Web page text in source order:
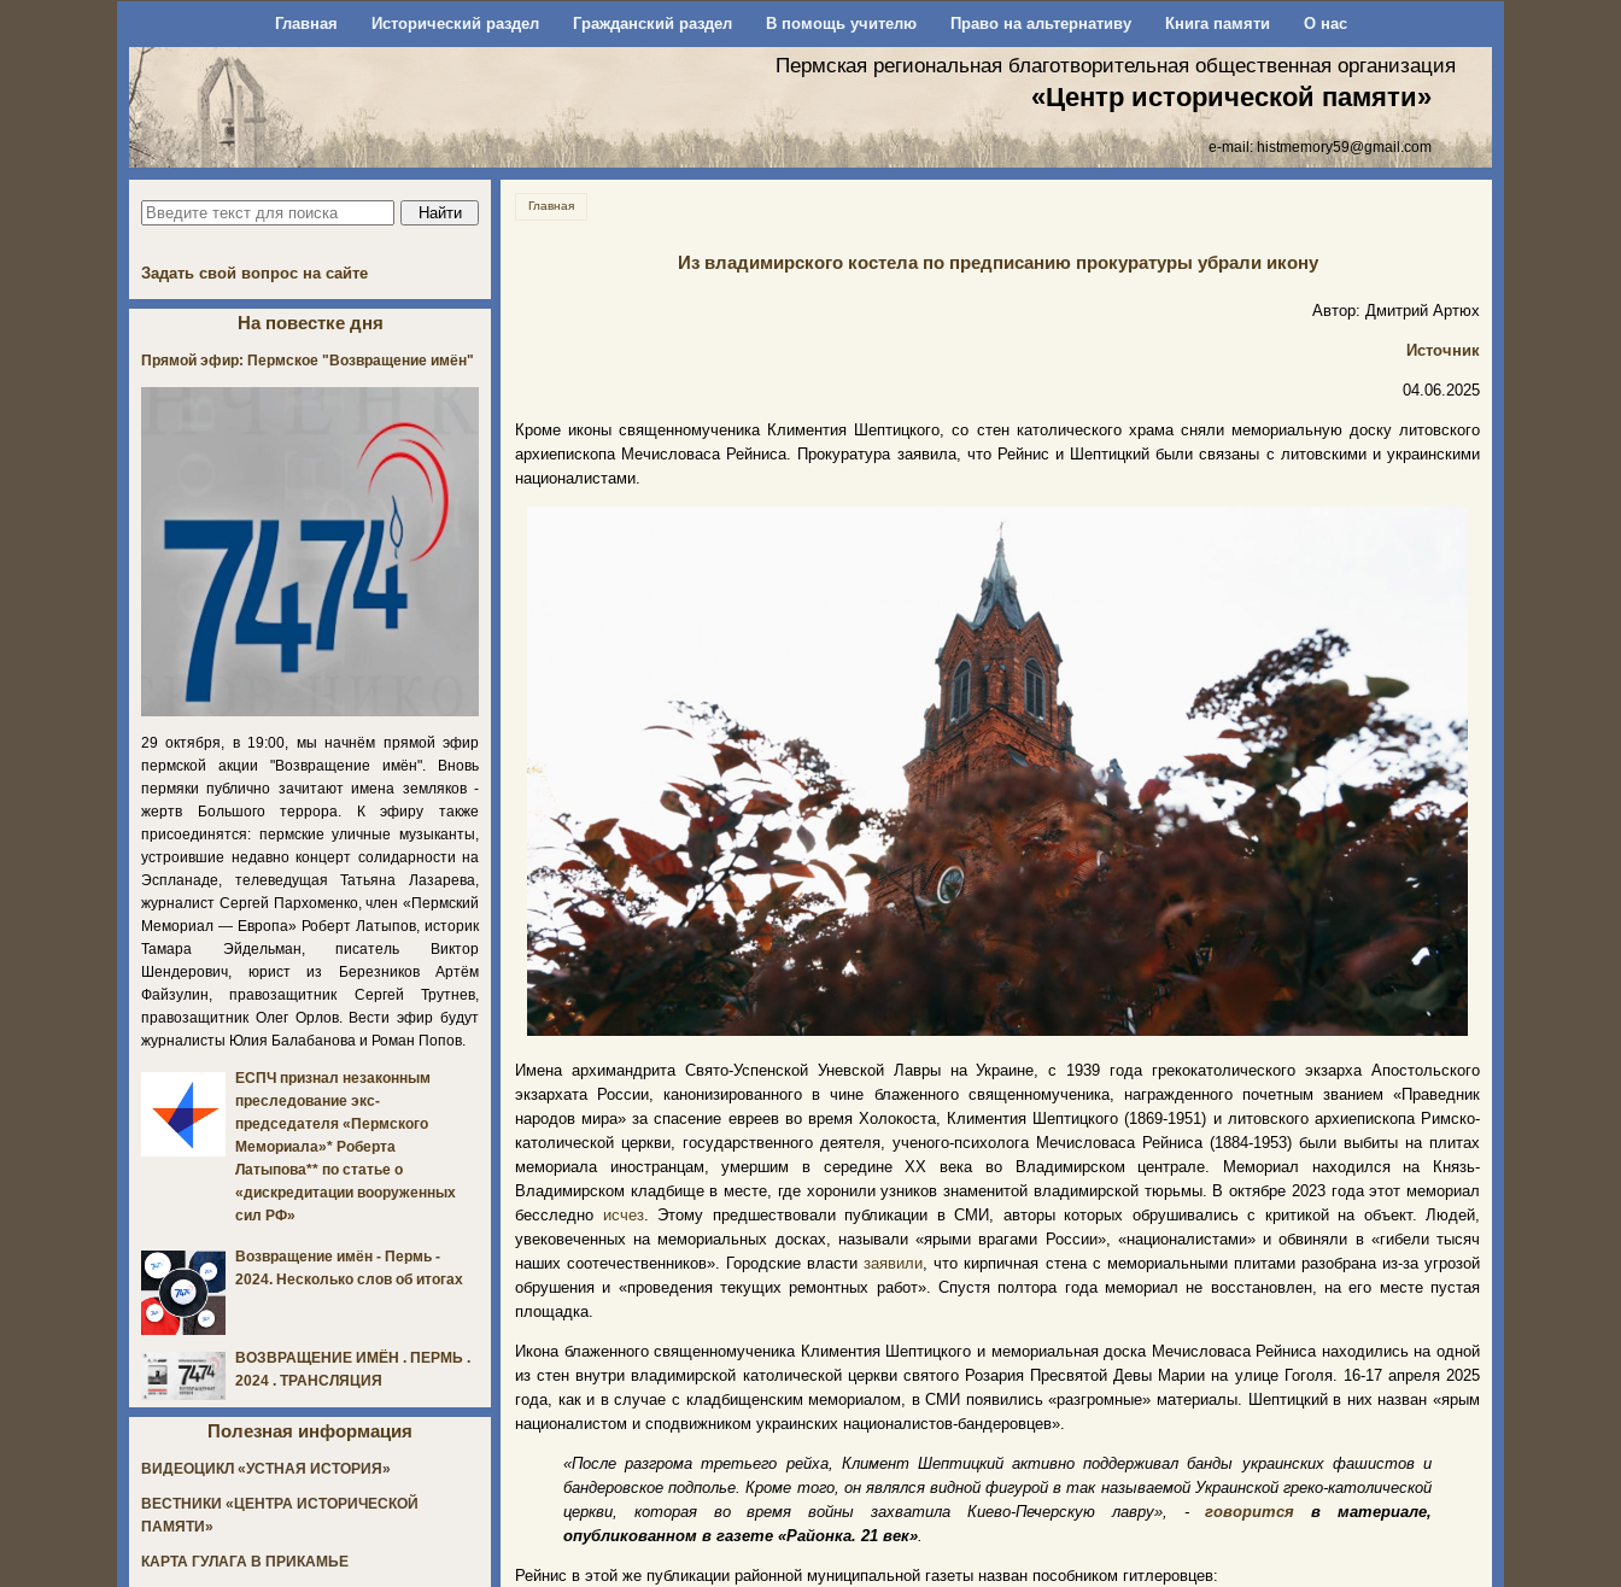
Главная Исторический раздел Гражданский раздел В помощь учителю Право на альтернативу Книга памяти О нас
Пермская региональная благотворительная общественная организация
«Центр исторической памяти»
e-mail:histmemory59@gmail.com
Главная
Из владимирского костела по предписанию прокуратуры убрали икону
Автор: Дмитрий Артюх
Источник
04.06.2025
Кроме иконы священномученика Климентия Шептицкого, со стен католического храма сняли мемориальную доску литовского
архиепископа Мечисловаса Рейниса. Прокуратура заявила, что Рейнис и Шептицкий были связаны с литовскими и украинскими
националистами.
Имена архимандрита Свято-Успенской Уневской Лавры на Украине, с 1939 года грекокатолического экзарха Апостольского
экзархата России, канонизированного в чине блаженного священномученика, награжденного почетным званием «Праведник
народов мира» за спасение евреев во время Холокоста, Климентия Шептицкого (1869-1951) и литовского архиепископа Римско-
католической церкви, государственного деятеля, ученого-психолога Мечисловаса Рейниса (1884-1953) были выбиты на плитах
мемориала иностранцам, умершим в середине XX века во Владимирском централе. Мемориал находился на Князь-
Владимирском кладбище в месте, где хоронили узников знаменитой владимирской тюрьмы. В октябре 2023 года этот мемориал
бесследно исчез. Этому предшествовали публикации в СМИ, авторы которых обрушивались с критикой на объект. Людей,
увековеченных на мемориальных досках, называли «ярыми врагами России», «националистами» и обвиняли в «гибели тысяч
наших соотечественников». Городские властизаявили, что кирпичная стена с мемориальными плитами разобрана из-за угрозой
обрушения и «проведения текущих ремонтных работ». Спустя полтора года мемориал не восстановлен, на его месте пустая
площадка.
Икона блаженного священномученика Климентия Шептицкого и мемориальная доска Мечисловаса Рейниса находились на одной
из стен внутри владимирской католической церкви святого Розария Пресвятой Девы Марии на улице Гоголя. 16-17 апреля 2025
года, как и в случае с кладбищенским мемориалом, в СМИ появились «разгромные» материалы. Шептицкий в них назван «ярым
националистом и сподвижником украинских националистов-бандеровцев».
«После разгрома третьего рейха, Климент Шептицкий активно поддерживал банды украинских фашистов и
бандеровское подполье. Кроме того, он являлся видной фигурой в так называемой Украинской греко-католической
церкви, которая во время войны захватила Киево-Печерскую лавру», -говорится в материале,
опубликованном в газете «Районка. 21 век».
Рейнис в этой же публикации районной муниципальной газеты назван пособником гитлеровцев:
Задать свой вопрос на сайте
На повестке дня
Прямой эфир: Пермское "Возвращение имён"
29 октября, в 19:00, мы начнём прямой эфир
пермской акции "Возвращение имён". Вновь
пермяки публично зачитают имена земляков -
жертв Большого террора. К эфиру также
присоединятся: пермские уличные музыканты,
устроившие недавно концерт солидарности на
Эспланаде, телеведущая Татьяна Лазарева,
журналист Сергей Пархоменко, член «Пермский
Мемориал — Европа» Роберт Латыпов, историк
Тамара Эйдельман, писатель Виктор
Шендерович, юрист из Березников Артём
Файзулин, правозащитник Сергей Трутнев,
правозащитник Олег Орлов. Вести эфир будут
журналисты Юлия Балабанова и Роман Попов.
ЕСПЧ признал незаконным
преследование экс-
председателя «Пермского
Мемориала»* Роберта
Латыпова** по статье о
«дискредитации вооруженных
сил РФ»
Возвращение имён - Пермь -
2024. Несколько слов об итогах
ВОЗВРАЩЕНИЕ ИМЁН . ПЕРМЬ .
2024 . ТРАНСЛЯЦИЯ
Полезная информация
ВИДЕОЦИКЛ «УСТНАЯ ИСТОРИЯ»
ВЕСТНИКИ «ЦЕНТРА ИСТОРИЧЕСКОЙ
ПАМЯТИ»
КАРТА ГУЛАГА В ПРИКАМЬЕ